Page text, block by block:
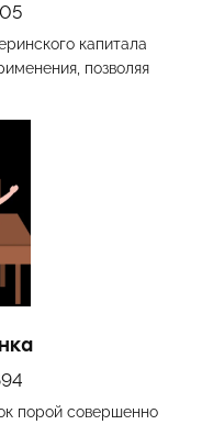
капитала
позволяя
порой совершенно